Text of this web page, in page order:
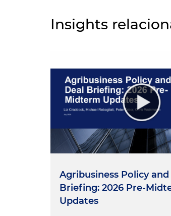
Insights
Agribusiness Policy and
Briefing: 2026 Pre-
Updates